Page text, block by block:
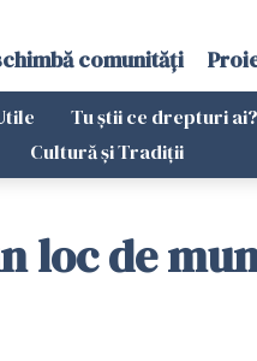
comunități
Tu știi ce drepturi ai?
Cultură și Tradiții
loc de